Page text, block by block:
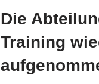
Die
Training